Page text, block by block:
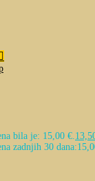
bila je: 15,00 €.
zadnjih 30 dana: